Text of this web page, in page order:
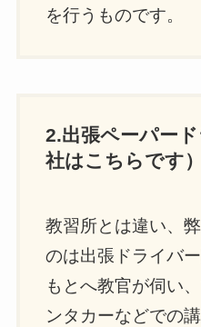
を行うものです。
2.出張ペーパー
社はこちらです）
教習所とは違い、
のは出張ドライバ
もとへ教官が伺い
ンタカーなどでの